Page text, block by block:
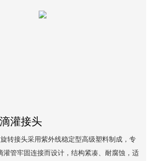
灌接头
转接头采用紫外线稳定型高级塑料制成，专
管牢固连接而设计，结构紧凑、耐腐蚀，适